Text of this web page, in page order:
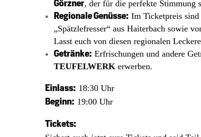
Görzner, der für die perfekte Stimmung
Regionale Genüsse: Im Ticketpreis
„Spätzlefresser“ aus Haiterbach sowie
Lasst euch von diesen regionalen
Getränke: Erfrischungen und andere
TEUFELWERK erwerben.
Einlass: 18:30 Uhr
Beginn: 19:00 Uhr
Tickets: